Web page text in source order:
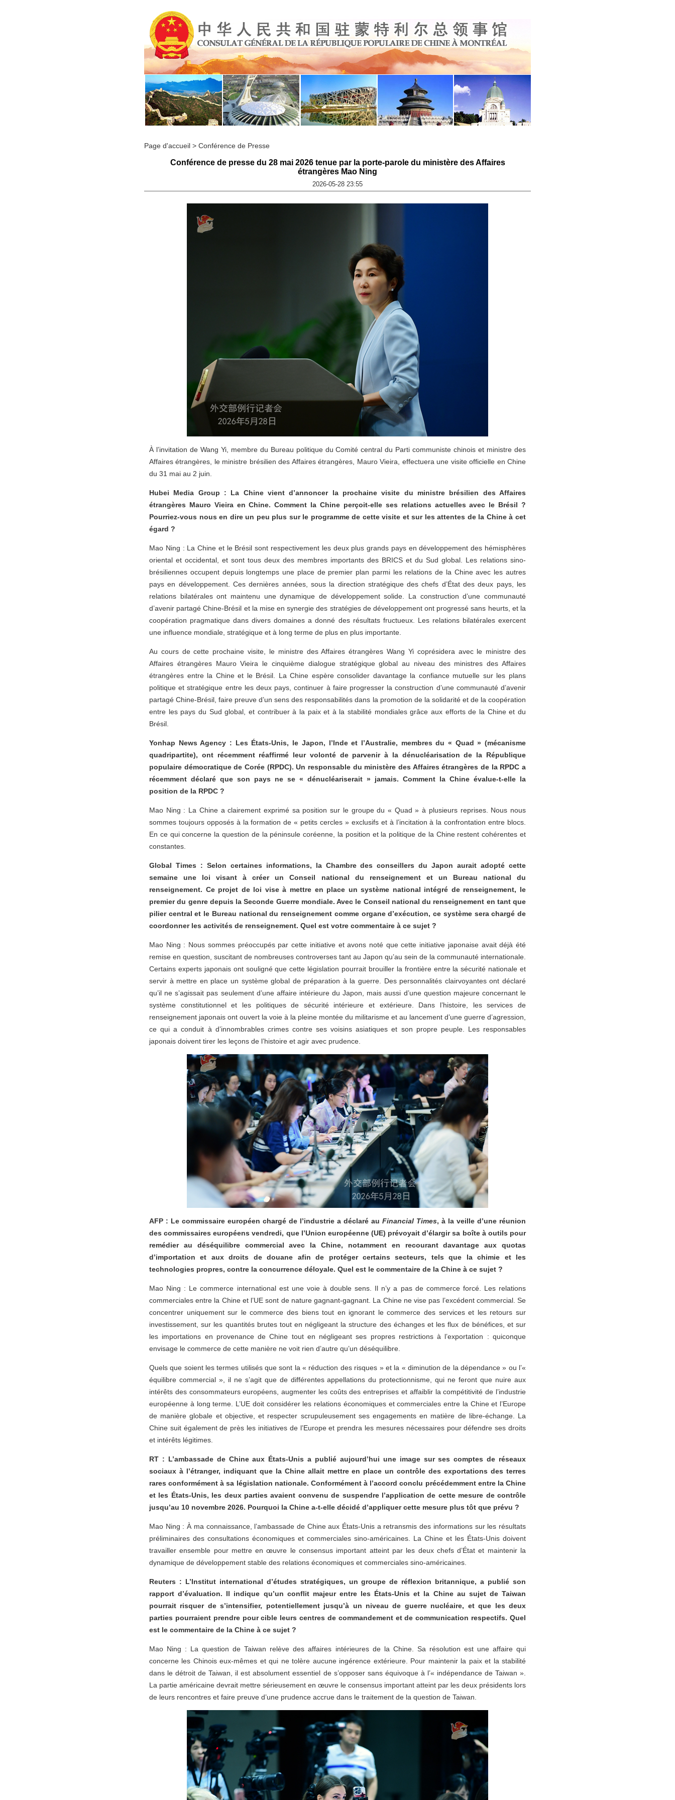
Page d'accueil > Conférence de Presse
Conférence de presse du 28 mai 2026 tenue par la porte-parole du ministère des Affaires
étrangères Mao Ning
2026-05-28 23:55
À l’invitation de Wang Yi, membre du Bureau politique du Comité central du Parti communiste chinois et ministre des
Affaires étrangères, le ministre brésilien des Affaires étrangères, Mauro Vieira, effectuera une visite officielle en Chine
du 31 mai au 2 juin.
Hubei Media Group : La Chine vient d’annoncer la prochaine visite du ministre brésilien des Affaires
étrangères Mauro Vieira en Chine. Comment la Chine perçoit-elle ses relations actuelles avec le Brésil ?
Pourriez-vous nous en dire un peu plus sur le programme de cette visite et sur les attentes de la Chine à cet
égard ?
Mao Ning : La Chine et le Brésil sont respectivement les deux plus grands pays en développement des hémisphères
oriental et occidental, et sont tous deux des membres importants des BRICS et du Sud global. Les relations sino-
brésiliennes occupent depuis longtemps une place de premier plan parmi les relations de la Chine avec les autres
pays en développement. Ces dernières années, sous la direction stratégique des chefs d’État des deux pays, les
relations bilatérales ont maintenu une dynamique de développement solide. La construction d’une communauté
d’avenir partagé Chine-Brésil et la mise en synergie des stratégies de développement ont progressé sans heurts, et la
coopération pragmatique dans divers domaines a donné des résultats fructueux. Les relations bilatérales exercent
une influence mondiale, stratégique et à long terme de plus en plus importante.
Au cours de cette prochaine visite, le ministre des Affaires étrangères Wang Yi coprésidera avec le ministre des
Affaires étrangères Mauro Vieira le cinquième dialogue stratégique global au niveau des ministres des Affaires
étrangères entre la Chine et le Brésil. La Chine espère consolider davantage la confiance mutuelle sur les plans
politique et stratégique entre les deux pays, continuer à faire progresser la construction d’une communauté d’avenir
partagé Chine-Brésil, faire preuve d’un sens des responsabilités dans la promotion de la solidarité et de la coopération
entre les pays du Sud global, et contribuer à la paix et à la stabilité mondiales grâce aux efforts de la Chine et du
Brésil.
Yonhap News Agency : Les États-Unis, le Japon, l’Inde et l’Australie, membres du « Quad » (mécanisme
quadripartite), ont récemment réaffirmé leur volonté de parvenir à la dénucléarisation de la République
populaire démocratique de Corée (RPDC). Un responsable du ministère des Affaires étrangères de la RPDC a
récemment déclaré que son pays ne se « dénucléariserait » jamais. Comment la Chine évalue-t-elle la
position de la RPDC ?
Mao Ning : La Chine a clairement exprimé sa position sur le groupe du « Quad » à plusieurs reprises. Nous nous
sommes toujours opposés à la formation de « petits cercles » exclusifs et à l’incitation à la confrontation entre blocs.
En ce qui concerne la question de la péninsule coréenne, la position et la politique de la Chine restent cohérentes et
constantes.
Global Times : Selon certaines informations, la Chambre des conseillers du Japon aurait adopté cette
semaine une loi visant à créer un Conseil national du renseignement et un Bureau national du
renseignement. Ce projet de loi vise à mettre en place un système national intégré de renseignement, le
premier du genre depuis la Seconde Guerre mondiale. Avec le Conseil national du renseignement en tant que
pilier central et le Bureau national du renseignement comme organe d’exécution, ce système sera chargé de
coordonner les activités de renseignement. Quel est votre commentaire à ce sujet ?
Mao Ning : Nous sommes préoccupés par cette initiative et avons noté que cette initiative japonaise avait déjà été
remise en question, suscitant de nombreuses controverses tant au Japon qu’au sein de la communauté internationale.
Certains experts japonais ont souligné que cette législation pourrait brouiller la frontière entre la sécurité nationale et
servir à mettre en place un système global de préparation à la guerre. Des personnalités clairvoyantes ont déclaré
qu’il ne s’agissait pas seulement d’une affaire intérieure du Japon, mais aussi d’une question majeure concernant le
système constitutionnel et les politiques de sécurité intérieure et extérieure. Dans l’histoire, les services de
renseignement japonais ont ouvert la voie à la pleine montée du militarisme et au lancement d’une guerre d’agression,
ce qui a conduit à d’innombrables crimes contre ses voisins asiatiques et son propre peuple. Les responsables
japonais doivent tirer les leçons de l’histoire et agir avec prudence.
AFP : Le commissaire européen chargé de l’industrie a déclaré au Financial Times, à la veille d’une réunion
des commissaires européens vendredi, que l’Union européenne (UE) prévoyait d’élargir sa boîte à outils pour
remédier au déséquilibre commercial avec la Chine, notamment en recourant davantage aux quotas
d’importation et aux droits de douane afin de protéger certains secteurs, tels que la chimie et les
technologies propres, contre la concurrence déloyale. Quel est le commentaire de la Chine à ce sujet ?
Mao Ning : Le commerce international est une voie à double sens. Il n’y a pas de commerce forcé. Les relations
commerciales entre la Chine et l’UE sont de nature gagnant-gagnant. La Chine ne vise pas l’excédent commercial. Se
concentrer uniquement sur le commerce des biens tout en ignorant le commerce des services et les retours sur
investissement, sur les quantités brutes tout en négligeant la structure des échanges et les flux de bénéfices, et sur
les importations en provenance de Chine tout en négligeant ses propres restrictions à l’exportation : quiconque
envisage le commerce de cette manière ne voit rien d’autre qu’un déséquilibre.
Quels que soient les termes utilisés que sont la « réduction des risques » et la « diminution de la dépendance » ou l’«
équilibre commercial », il ne s’agit que de différentes appellations du protectionnisme, qui ne feront que nuire aux
intérêts des consommateurs européens, augmenter les coûts des entreprises et affaiblir la compétitivité de l’industrie
européenne à long terme. L’UE doit considérer les relations économiques et commerciales entre la Chine et l’Europe
de manière globale et objective, et respecter scrupuleusement ses engagements en matière de libre-échange. La
Chine suit également de près les initiatives de l’Europe et prendra les mesures nécessaires pour défendre ses droits
et intérêts légitimes.
RT : L’ambassade de Chine aux États-Unis a publié aujourd’hui une image sur ses comptes de réseaux
sociaux à l’étranger, indiquant que la Chine allait mettre en place un contrôle des exportations des terres
rares conformément à sa législation nationale. Conformément à l’accord conclu précédemment entre la Chine
et les États-Unis, les deux parties avaient convenu de suspendre l’application de cette mesure de contrôle
jusqu’au 10 novembre 2026. Pourquoi la Chine a-t-elle décidé d’appliquer cette mesure plus tôt que prévu ?
Mao Ning : À ma connaissance, l’ambassade de Chine aux États-Unis a retransmis des informations sur les résultats
préliminaires des consultations économiques et commerciales sino-américaines. La Chine et les États-Unis doivent
travailler ensemble pour mettre en œuvre le consensus important atteint par les deux chefs d’État et maintenir la
dynamique de développement stable des relations économiques et commerciales sino-américaines.
Reuters : L’Institut international d’études stratégiques, un groupe de réflexion britannique, a publié son
rapport d’évaluation. Il indique qu’un conflit majeur entre les États-Unis et la Chine au sujet de Taiwan
pourrait risquer de s’intensifier, potentiellement jusqu’à un niveau de guerre nucléaire, et que les deux
parties pourraient prendre pour cible leurs centres de commandement et de communication respectifs. Quel
est le commentaire de la Chine à ce sujet ?
Mao Ning : La question de Taiwan relève des affaires intérieures de la Chine. Sa résolution est une affaire qui
concerne les Chinois eux-mêmes et qui ne tolère aucune ingérence extérieure. Pour maintenir la paix et la stabilité
dans le détroit de Taiwan, il est absolument essentiel de s’opposer sans équivoque à l’« indépendance de Taiwan ».
La partie américaine devrait mettre sérieusement en œuvre le consensus important atteint par les deux présidents lors
de leurs rencontres et faire preuve d’une prudence accrue dans le traitement de la question de Taiwan.